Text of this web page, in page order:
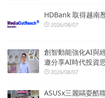
HDBank 取得越南
2026/08/07
創智動能強化AI與
邀分享AI時代投資
2026/08/07
ASUSx三麗鷗耍酷